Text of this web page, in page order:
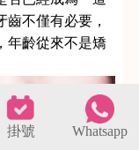
不僅有必要，
齡從來不是矯
掛號 Whatsapp